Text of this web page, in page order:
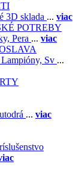
3D sklada ... viac
POTREBY
Pera ... viac
Lampióny, Sv ...
... viac